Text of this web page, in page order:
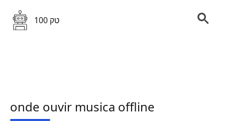
100 טק
onde ouvir musica offline